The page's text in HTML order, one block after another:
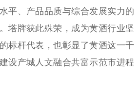
平、产品品质与综合发展实力的
塔牌获此殊荣，成为黄酒行业坚
标杆代表，也彰显了黄酒这一千
设产城人文融合共富示范市进程